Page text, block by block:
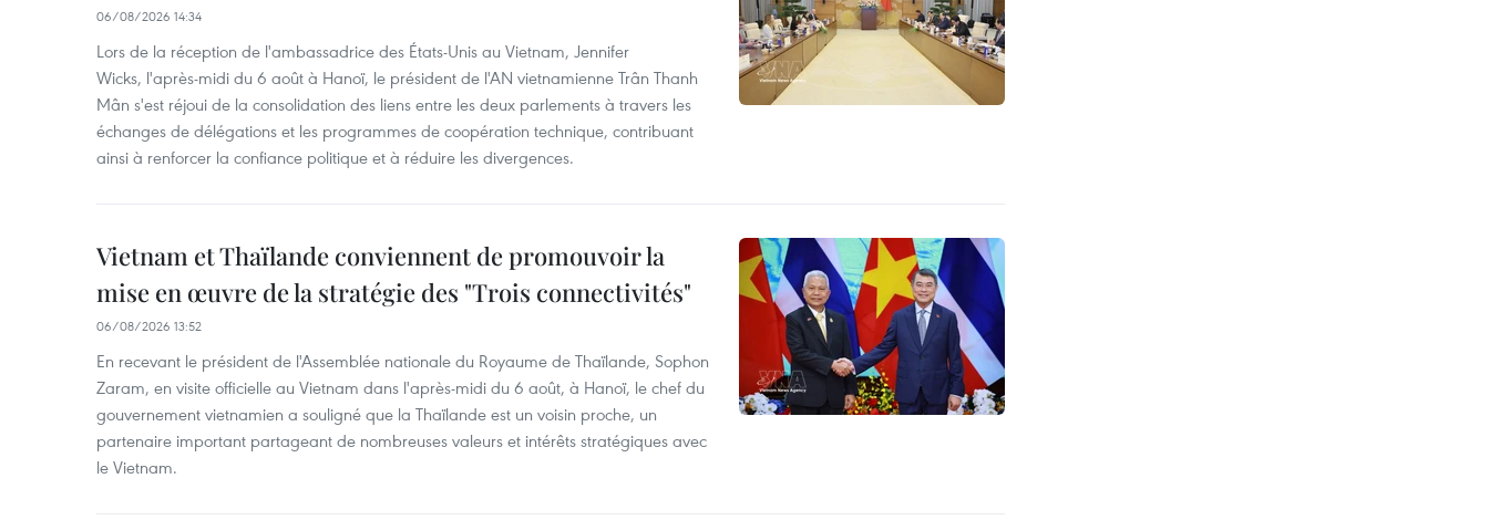
06/08/2026 14:34
Lors de la réception de l'ambassadrice des États-Unis au Vietnam, Jennifer
Wicks, l'après-midi du 6 août à Hanoï, le président de l'AN vietnamienne Trân Thanh
Mân s'est réjoui de la consolidation des liens entre les deux parlements à travers les
échanges de délégations et les programmes de coopération technique, contribuant
ainsi à renforcer la confiance politique et à réduire les divergences.
Vietnam et Thaïlande conviennent de promouvoir la
mise en œuvre de la stratégie des "Trois connectivités"
06/08/2026 13:52
En recevant le président de l'Assemblée nationale du Royaume de Thaïlande, Sophon
Zaram, en visite officielle au Vietnam dans l'après-midi du 6 août, à Hanoï, le chef du
gouvernement vietnamien a souligné que la Thaïlande est un voisin proche, un
partenaire important partageant de nombreuses valeurs et intérêts stratégiques avec
le Vietnam.